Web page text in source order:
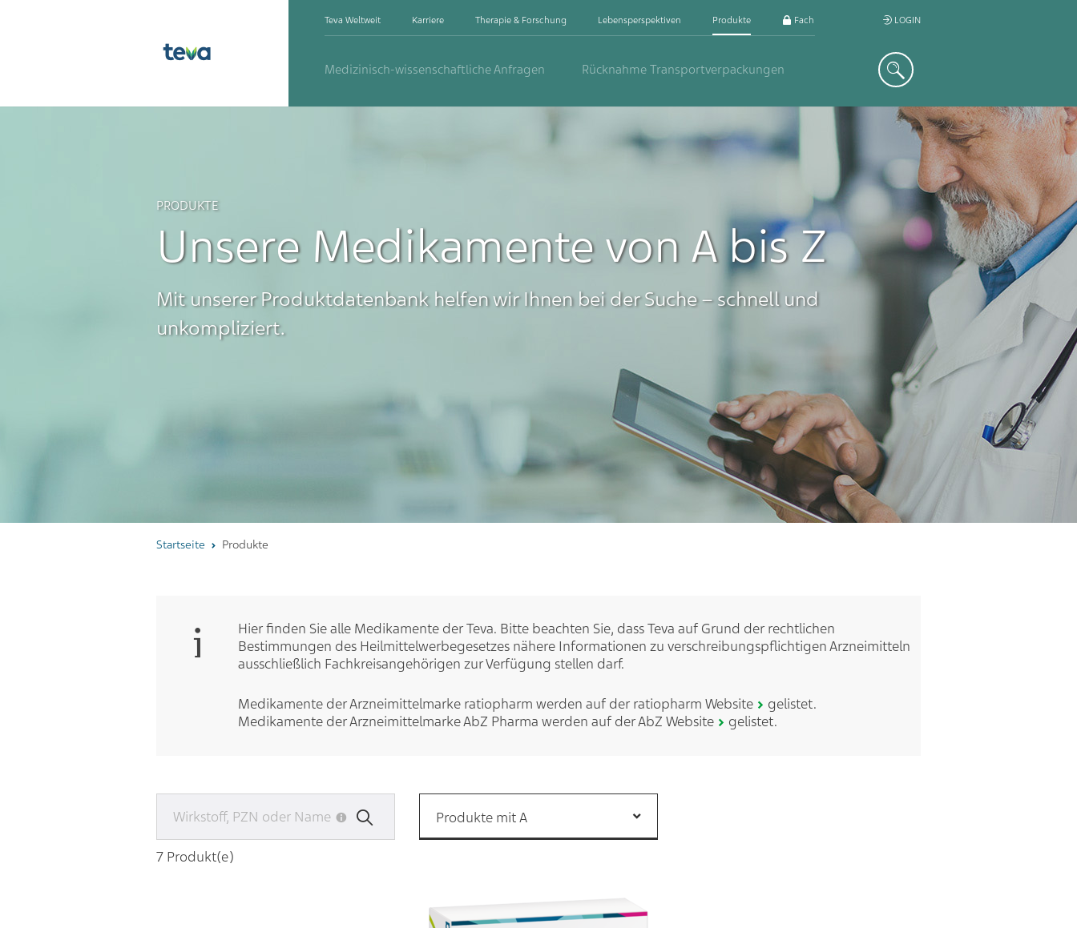
Teva Weltweit Karriere Therapie & Forschung Lebensperspektiven Produkte Fachkreis
Medizinisch-wissenschaftliche Anfragen Rücknahme Transportverpackungen Suche
LOGIN
PRODUKTE
Unsere Medikamente von A bis Z
Mit unserer Produktdatenbank helfen wir Ihnen bei der Suche – schnell und
unkompliziert.
Startseite Produkte
Hier finden Sie alle Medikamente der Teva. Bitte beachten Sie, dass Teva auf Grund der rechtlichen
Bestimmungen des Heilmittelwerbegesetzes nähere Informationen zu verschreibungspflichtigen Arzneimitteln
ausschließlich Fachkreisangehörigen zur Verfügung stellen darf.
Medikamente der Arzneimittelmarke ratiopharm werden auf der ratiopharm Website
gelistet.
Medikamente der Arzneimittelmarke AbZ Pharma werden auf derAbZ Website gelistet.
Produkte mit A
7 Produkt(e)